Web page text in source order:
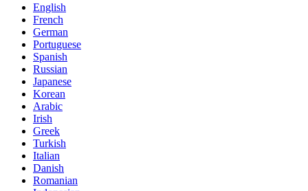
English
French
German
Portuguese
Spanish
Russian
Japanese
Korean
Arabic
Irish
Greek
Turkish
Italian
Danish
Romanian